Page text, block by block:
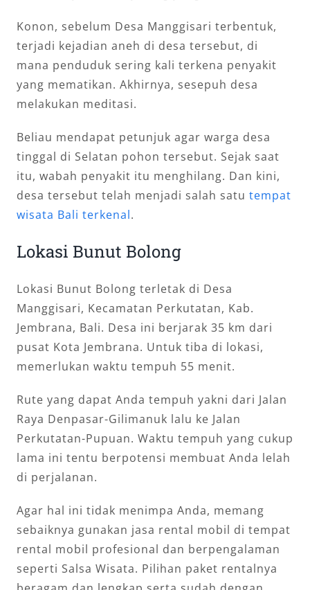
Konon, sebelum Desa Manggisari terbentuk,
terjadi kejadian aneh di desa tersebut, di
mana penduduk sering kali terkena penyakit
yang mematikan. Akhirnya, sesepuh desa
melakukan meditasi.
Beliau mendapat petunjuk agar warga desa
tinggal di Selatan pohon tersebut. Sejak saat
itu, wabah penyakit itu menghilang. Dan kini,
desa tersebut telah menjadi salah satu tempat
wisata Bali terkenal.
Lokasi Bunut Bolong
Lokasi Bunut Bolong terletak di Desa
Manggisari, Kecamatan Perkutatan, Kab.
Jembrana, Bali. Desa ini berjarak 35 km dari
pusat Kota Jembrana. Untuk tiba di lokasi,
memerlukan waktu tempuh 55 menit.
Rute yang dapat Anda tempuh yakni dari Jalan
Raya Denpasar-Gilimanuk lalu ke Jalan
Perkutatan-Pupuan. Waktu tempuh yang cukup
lama ini tentu berpotensi membuat Anda lelah
di perjalanan.
Agar hal ini tidak menimpa Anda, memang
sebaiknya gunakan jasa rental mobil di tempat
rental mobil profesional dan berpengalaman
seperti Salsa Wisata. Pilihan paket rentalnya